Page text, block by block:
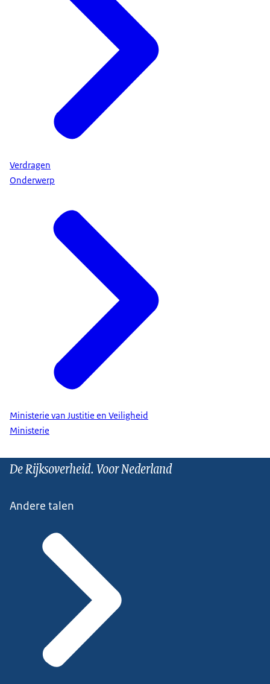
Verdragen
Onderwerp
Ministerie van Justitie en Veiligheid
Ministerie
De Rijksoverheid. Voor Nederland
Andere talen